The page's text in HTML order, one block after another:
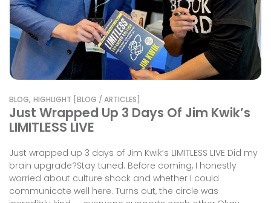
BLOG, HIGHLIGHT [BLOG / ARTICLES]
Just Wrapped Up 3 Days Of Jim Kwik’s
LIMITLESS LIVE
Just wrapped up 3 days of Jim Kwik’s LIMITLESS LIVE Did my
brain upgrade?Stay tuned. Before coming, I honestly
worried about culture shock and whether I could
communicate well here. Turns out, the circle was